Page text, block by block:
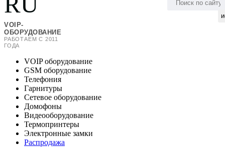
VOIP-
ОБОРУДОВАНИЕ
РАБОТАЕМ С 2011
ГОДА
VOIP оборудование
GSM оборудование
Телефония
Гарнитуры
Сетевое оборудование
Домофоны
Видеооборудование
Термопринтеры
Электронные замки
Распродажа